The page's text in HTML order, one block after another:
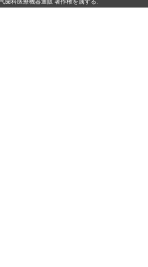
气歯科医療機器通販 著作権を属する.